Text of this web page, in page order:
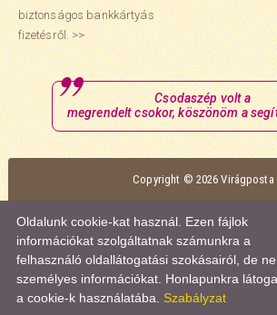
biztonságos bankkártyás
fizetésről. >>
Csodaszép volt a
megrendelt csokor, köszönöm a
Copyright © 2026 Virágposta
Oldalunk optimális megtekintéséhez a Mozilla Firefox
böngészőt ajánljuk.
Oldalunk cookie-kat használ. Ezen fájlok
információkat szolgáltatnak számunkra a
felhasználó oldallátogatási szokásairól, de
személyes információkat. Honlapunkra
a cookie-k használatába. Szabályzat